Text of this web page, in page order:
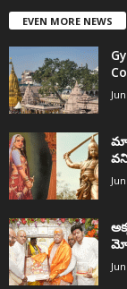
EVEN MORE NEWS